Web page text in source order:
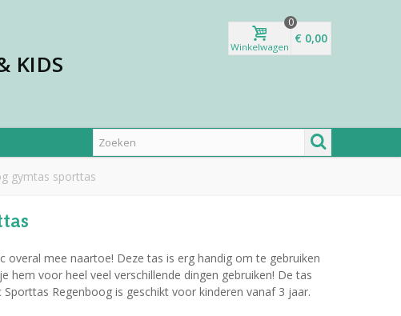
KIDS
Winkelwagen
0
€ 0,00
gymtas sporttas
mee naartoe! Deze tas is erg handig om te gebruiken
voor heel veel verschillende dingen gebruiken! De tas
Regenboog is geschikt voor kinderen vanaf 3 jaar.